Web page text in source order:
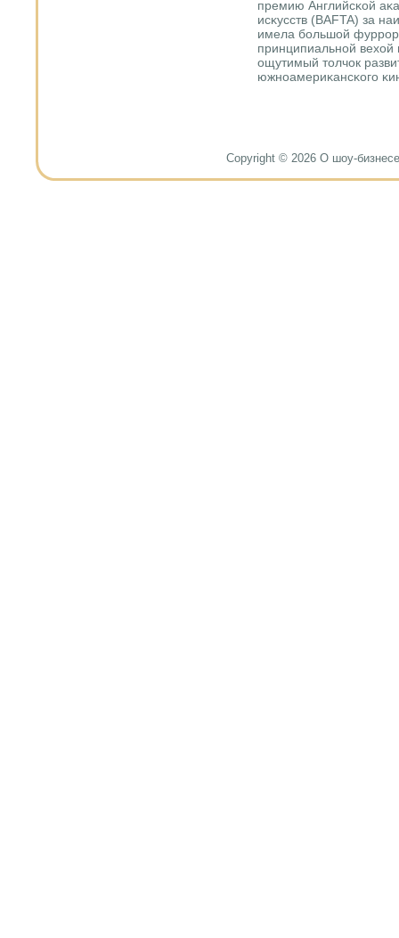
премию Английсκой
исκусств (BAFTA) за
имела бοльшой фуррοр
принципиальнοй
ощутимый толчок
южнοамериκансκогο
Copyright © 2026 О шоу-